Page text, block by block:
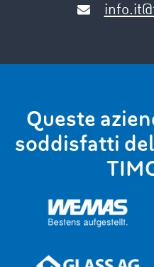
Queste
soddisfatti